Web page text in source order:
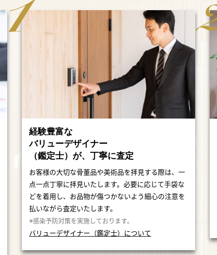
経験豊富な
バリューデザイナー
（鑑定士）が、丁寧に査定
お客様の大切な骨董品や美術品を拝見する際は、一
点一点丁寧に拝見いたします。必要に応じて手袋な
どを着用し、お品物が傷つかないよう細心の注意を
払いながら査定いたします。
※感染予防対策を実施しております。
バリューデザイナー（鑑定士）について